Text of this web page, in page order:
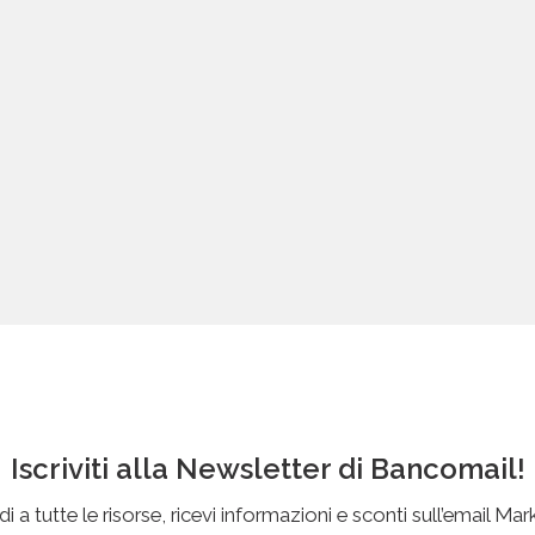
Iscriviti alla Newsletter di Bancomail!
a tutte le risorse, ricevi informazioni e sconti sull’email